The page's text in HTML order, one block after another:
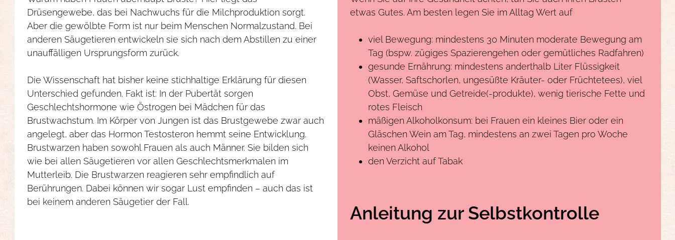
Drüsengewebe, das bei Nachwuchs für die Milchproduktion sorgt.
Aber die gewölbte Form ist nur beim Menschen Normalzustand. Bei
anderen Säugetieren entwickeln sie sich nach dem Abstillen zu einer
unauffälligen Ursprungsform zurück.
Die Wissenschaft hat bisher keine stichhaltige Erklärung für diesen
Unterschied gefunden. Fakt ist: In der Pubertät sorgen
Geschlechtshormone wie Östrogen bei Mädchen für das
Brustwachstum. Im Körper von Jungen ist das Brustgewebe zwar auch
angelegt, aber das Hormon Testosteron hemmt seine Entwicklung.
Brustwarzen haben sowohl Frauen als auch Männer. Sie bilden sich
wie bei allen Säugetieren vor allen Geschlechtsmerkmalen im
Mutterleib. Die Brustwarzen reagieren sehr empfindlich auf
Berührungen. Dabei können wir sogar Lust empfinden – auch das ist
bei keinem anderen Säugetier der Fall.
etwas Gutes. Am besten legen Sie im Alltag Wert auf
viel Bewegung: mindestens 30 Minuten moderate Bewegung am
Tag (bspw. zügiges Spazierengehen oder gemütliches Radfahren)
gesunde Ernährung: mindestens anderthalb Liter Flüssigkeit
(Wasser, Saftschorlen, ungesüßte Kräuter- oder Früchtetees), viel
Obst, Gemüse und Getreide(-produkte), wenig tierische Fette und
rotes Fleisch
mäßigen Alkoholkonsum: bei Frauen ein kleines Bier oder ein
Gläschen Wein am Tag, mindestens an zwei Tagen pro Woche
keinen Alkohol
den Verzicht auf Tabak
Anleitung zur Selbstkontrolle